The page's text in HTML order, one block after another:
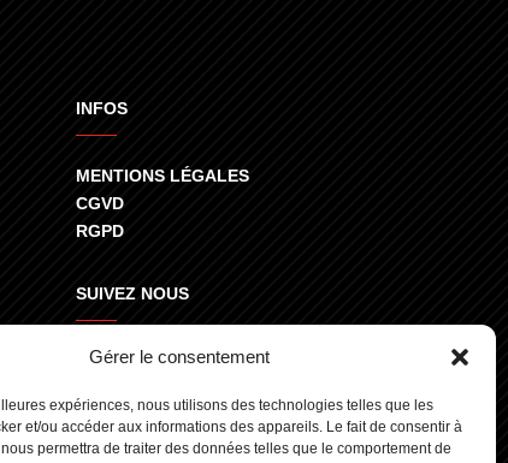
Gérer le consentement
expériences, nous utilisons des technologies telles que les
et/ou accéder aux informations des appareils. Le fait de consentir à
permettra de traiter des données telles que le comportement de
INFOS
MENTIONS LÉGALES
CGVD
RGPD
SUIVEZ NOUS